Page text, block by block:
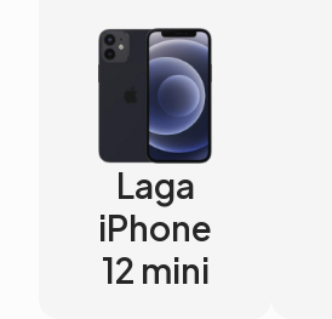
Laga
iPhone
12 mini